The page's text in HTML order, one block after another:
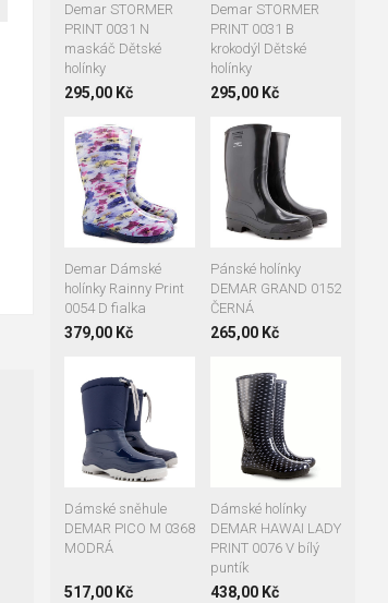
Demar STORMER
PRINT 0031 N
maskáč Dětské
holínky
295,00 Kč
Demar STORMER
PRINT 0031 B
krokodýl Dětské
holínky
295,00 Kč
Demar Dámské
holínky Rainny Print
0054 D fialka
379,00 Kč
36-37
37-38
38-39
39-40
40-41
Pánské holínky
DEMAR GRAND 0152
ČERNÁ
265,00 Kč
42
45
46
47
Dámské sněhule
DEMAR PICO M 0368
MODRÁ
517,00 Kč
36-37
39-40
40-41
41-42
Dámské holínky
DEMAR HAWAI LADY
PRINT 0076 V bílý
puntík
438,00 Kč
36 37
39
40